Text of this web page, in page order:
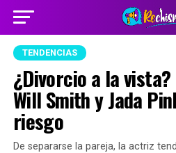
TENDENCIAS
¿Divorcio a la
Will Smith y Jada
riesgo
De separarse la pareja, la actriz